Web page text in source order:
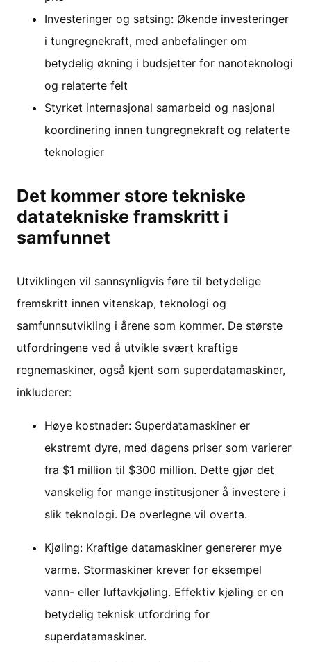
Investeringer og satsing: Økende investeringer
i tungregnekraft, med anbefalinger om
betydelig økning i budsjetter for nanoteknologi
og relaterte felt
Styrket internasjonal samarbeid og nasjonal
koordinering innen tungregnekraft og relaterte
teknologier
Det kommer store tekniske
datatekniske framskritt i
samfunnet
Utviklingen vil sannsynligvis føre til betydelige
fremskritt innen vitenskap, teknologi og
samfunnsutvikling i årene som kommer. De største
utfordringene ved å utvikle svært kraftige
regnemaskiner, også kjent som superdatamaskiner,
inkluderer:
Høye kostnader: Superdatamaskiner er
ekstremt dyre, med dagens priser som varierer
fra $1 million til $300 million. Dette gjør det
vanskelig for mange institusjoner å investere i
slik teknologi. De overlegne vil overta.
Kjøling: Kraftige datamaskiner genererer mye
varme. Stormaskiner krever for eksempel
vann- eller luftavkjøling. Effektiv kjøling er en
betydelig teknisk utfordring for
superdatamaskiner.